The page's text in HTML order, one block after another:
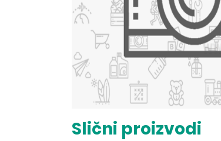
Slični proizvodi